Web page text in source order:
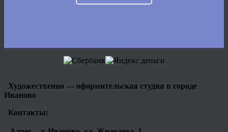
Художественно — оформительская студия в городе
Иваново
Контакты: